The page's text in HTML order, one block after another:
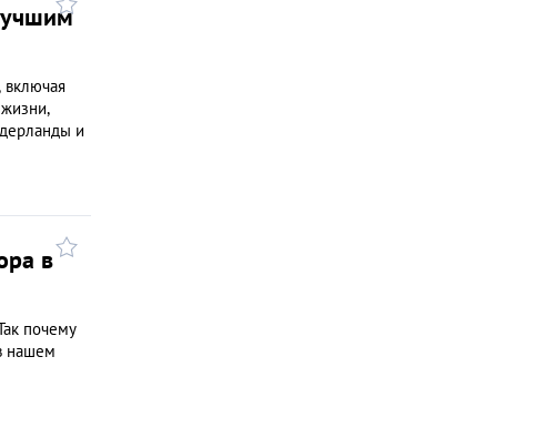
включая
и
в
почему
нашем